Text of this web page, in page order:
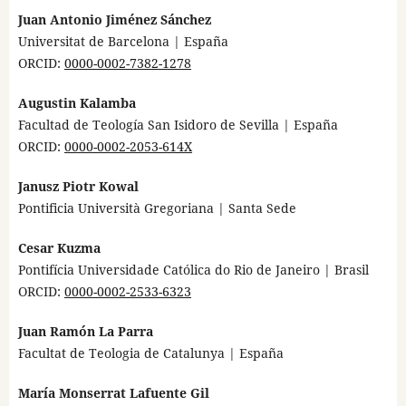
Juan Antonio Jiménez Sánchez
Universitat de Barcelona | España
ORCID: 0000-0002-7382-1278
Augustin Kalamba
Facultad de Teología San Isidoro de Sevilla | España
ORCID: 0000-0002-2053-614X
Janusz Piotr Kowal
Pontificia Università Gregoriana | Santa Sede
Cesar Kuzma
Pontifícia Universidade Católica do Rio de Janeiro | Brasil
ORCID: 0000-0002-2533-6323
Juan Ramón La Parra
Facultat de Teologia de Catalunya | España
María Monserrat Lafuente Gil